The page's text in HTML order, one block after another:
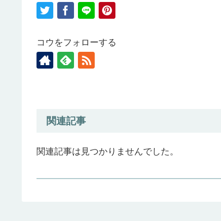
コウをフォローする
関連記事
関連記事は見つかりませんでした。